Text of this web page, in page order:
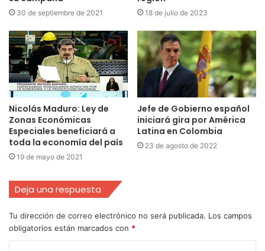
30 de septiembre de 2021 18 de julio de 2023
Nicolás Maduro: Ley de
Zonas Económicas
Especiales beneficiará a
toda la economía del país
19 de mayo de 2021
Jefe de Gobierno español
iniciará gira por América
Latina en Colombia
23 de agosto de 2022
Deja una respuesta
Tu dirección de correo electrónico no será publicada. Los campos
obligatorios están marcados con *